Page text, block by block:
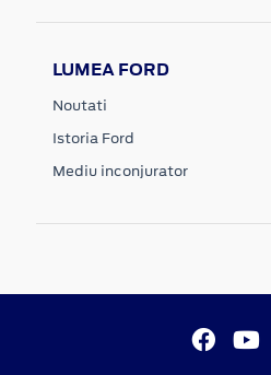
LUMEA FORD
Noutati
Istoria Ford
Mediu inconjurator